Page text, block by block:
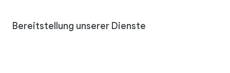
Bereitstellung unserer Dienste